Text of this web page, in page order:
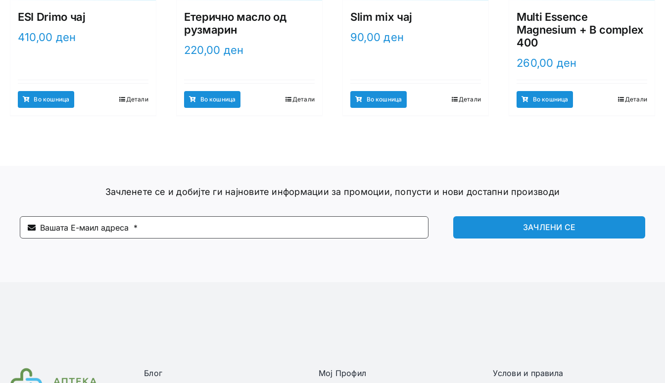
ESI Drimo чај
410,00 ден
Во кошница Детали
Етерично масло од
рузмарин
220,00 ден
Во кошница Детали
Slim mix чај
90,00ден
Во кошница Детали
Multi Essence
Magnesium + B complex
400
260,00 ден
Во кошница Детали
Зачленете се и добијте ги најновите информации за промоции, попусти и нови достапни производи
ЗАЧЛЕНИ СЕ
Блог Мој Профил Услови и правила